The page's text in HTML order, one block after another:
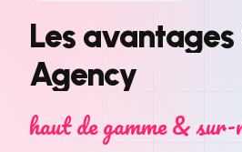
Les avantages
Agency
haut de gamme & sur-